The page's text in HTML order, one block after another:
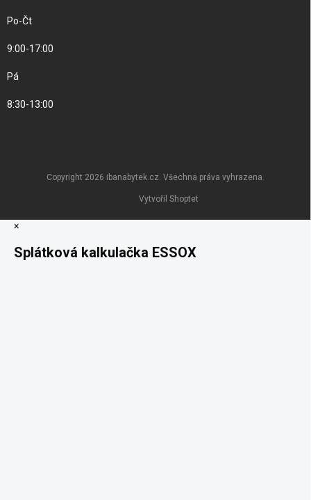
Po-Čt
9:00-17:00
Pá
8:30-13:00
Vytvořil Shoptet
Copyright 2026 ibanabytek.cz. Všechna práva vyhrazena.
×
Splátková kalkulačka ESSOX